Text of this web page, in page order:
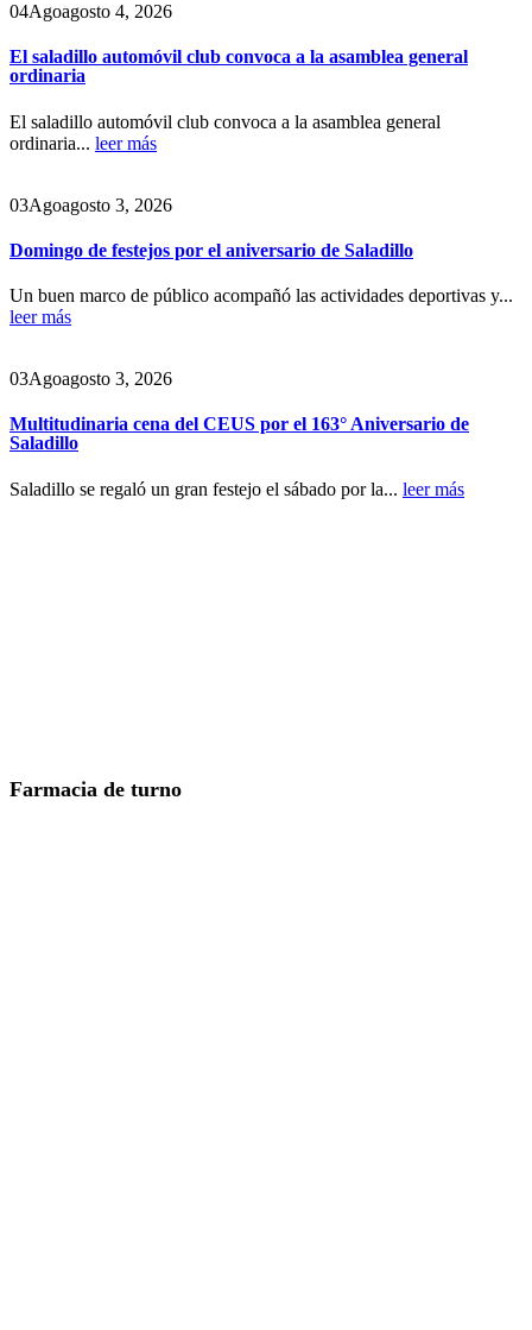
04Agoagosto 4, 2026
El saladillo automóvil club convoca a la asamblea general
ordinaria
El saladillo automóvil club convoca a la asamblea general
ordinaria... leer más
03Agoagosto 3, 2026
Domingo de festejos por el aniversario de Saladillo
Un buen marco de público acompañó las actividades deportivas y...
leer más
03Agoagosto 3, 2026
Multitudinaria cena del CEUS por el 163° Aniversario de
Saladillo
Saladillo se regaló un gran festejo el sábado por la... leer más
Farmacia de turno